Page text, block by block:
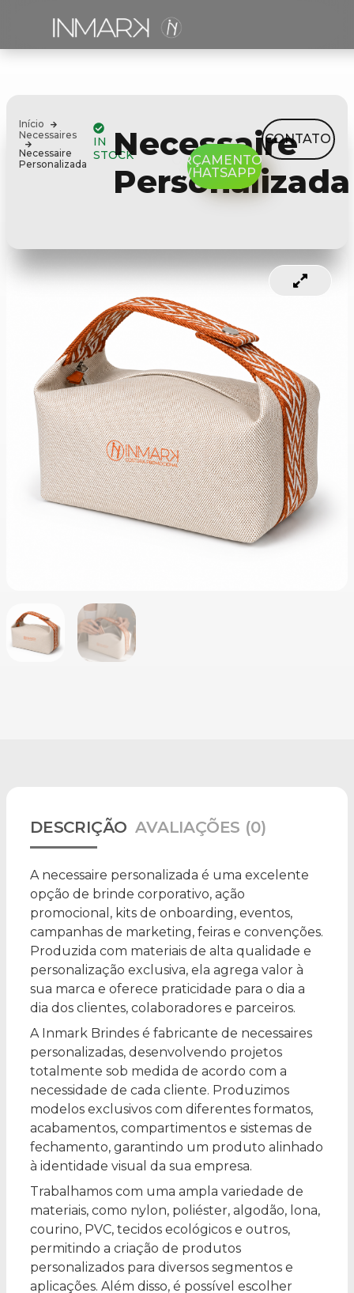
Início
Necessaires
Necessaire
Personalizada
IN
STOCKNecessaire
Personalizada
ORÇAMENTO
WHATSAPP
CONTATO
DESCRIÇÃO AVALIAÇÕES (0)
A necessaire personalizada é uma excelente
opção de brinde corporativo, ação
promocional, kits de onboarding, eventos,
campanhas de marketing, feiras e convenções.
Produzida com materiais de alta qualidade e
personalização exclusiva, ela agrega valor à
sua marca e oferece praticidade para o dia a
dia dos clientes, colaboradores e parceiros.
A Inmark Brindes é fabricante de necessaires
personalizadas, desenvolvendo projetos
totalmente sob medida de acordo com a
necessidade de cada cliente. Produzimos
modelos exclusivos com diferentes formatos,
acabamentos, compartimentos e sistemas de
fechamento, garantindo um produto alinhado
à identidade visual da sua empresa.
Trabalhamos com uma ampla variedade de
materiais, como nylon, poliéster, algodão, lona,
courino, PVC, tecidos ecológicos e outros,
permitindo a criação de produtos
personalizados para diversos segmentos e
aplicações. Além disso, é possível escolher